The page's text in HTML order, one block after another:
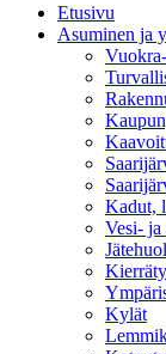
Etusivu
Asuminen ja
Kadut,
Vesi-
Kylät